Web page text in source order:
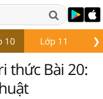
❯
10 Lớp 11
thức Bài 20: